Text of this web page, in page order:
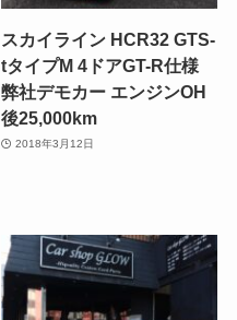
スカイライン HCR32 GTS-
tタイプM 4ドアGT-R仕様
弊社デモカー エンジンOH
後25,000km
2018年3月12日